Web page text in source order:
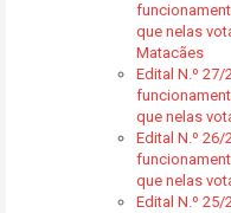
que nelas
Matacães
Edital N.º
que nelas
Edital N.º
que nelas
Edital N.º